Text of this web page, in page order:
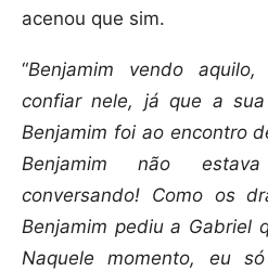
acenou que sim.
“Benjamim vendo
confiar nele, já que a
Benjamim foi ao encontro
Benjamim não
conversando! Como os
Benjamim pediu a Gabriel
Naquele momento, eu